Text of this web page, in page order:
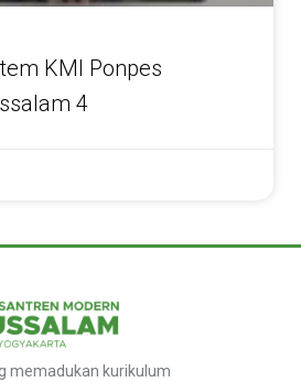
KMI Ponpes
4
memadukan kurikulum